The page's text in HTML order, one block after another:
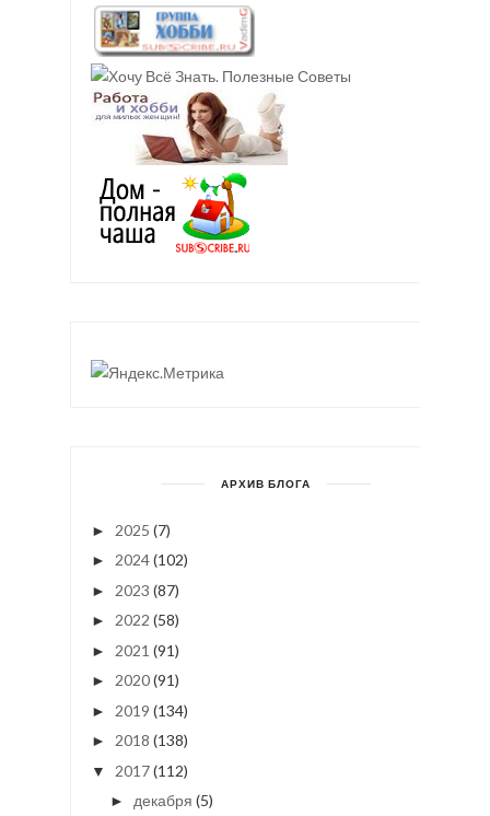
АРХИВ БЛОГА
► 2025 (7)
► 2024(102)
► 2023 (87)
► 2022 (58)
► 2021 (91)
► 2020(91)
► 2019 (134)
► 2018 (138)
▼ 2017(112)
► декабря (5)